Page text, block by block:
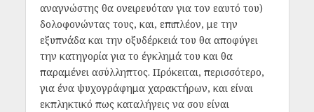
αναγνώστης θα ονειρευόταν για τον εαυτό του)
δολοφονώντας τους, και, επιπλέον, με την
εξυπνάδα και την οξυδέρκειά του θα αποφύγει
την κατηγορία για το έγκλημά του και θα
παραμένει ασύλληπτος. Πρόκειται, περισσότερο,
για ένα ψυχογράφημα χαρακτήρων, και είναι
εκπληκτικό πως καταλήγεις να σου είναι